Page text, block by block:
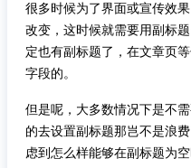
很多时候为了界面或宣传效
改变，这时候就需要用副标
定也有副标题了，在文章页
字段的。
但是呢，大多数情况下是不
的去设置副标题那岂不是浪
虑到怎么样能够在副标题为